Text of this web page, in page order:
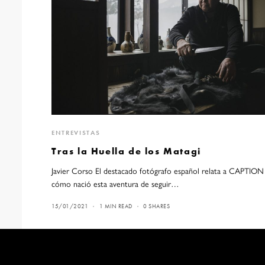
ENTREVISTAS
Tras la Huella de los Matagi
Javier Corso El destacado fotógrafo español relata a CAPTION
cómo nació esta aventura de seguir…
15/01/2021 1 MIN READ 0 SHARES